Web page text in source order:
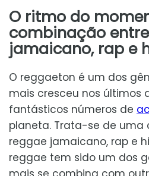
O ritmo do
combinação
jamaicano, rap e
O reggaeton é um dos
mais cresceu nos últimos
fantásticos números de
planeta. Trata-se de uma
reggae jamaicano, rap e
reggae tem sido um dos